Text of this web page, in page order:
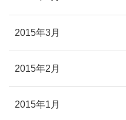
2015年3月
2015年2月
2015年1月